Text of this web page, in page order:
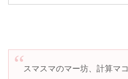
スマスマのマー坊、計算マ